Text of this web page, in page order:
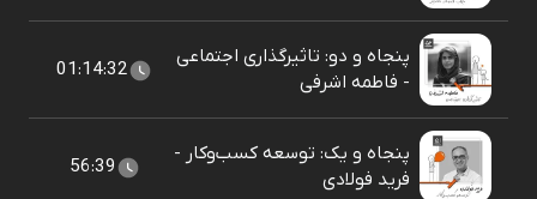
پنجاه و دو: تاثیرگذاری اجتماعی
- فاطمه اشرفی
01:14:32
پنجاه و یک: توسعه کسب‌وکار -
فرید فولادی
56:39